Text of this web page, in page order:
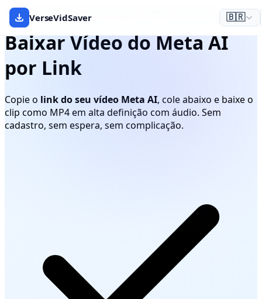
VerseVidSaver 🇧🇷
A Forma Mais Rápida de Salvar Vídeos do Meta AI
Baixar Vídeo do Meta AI
por Link
Copie o link do seu vídeo Meta AI, cole abaixo e baixe o
clip como MP4 em alta definição com áudio. Sem
cadastro, sem espera, sem complicação.